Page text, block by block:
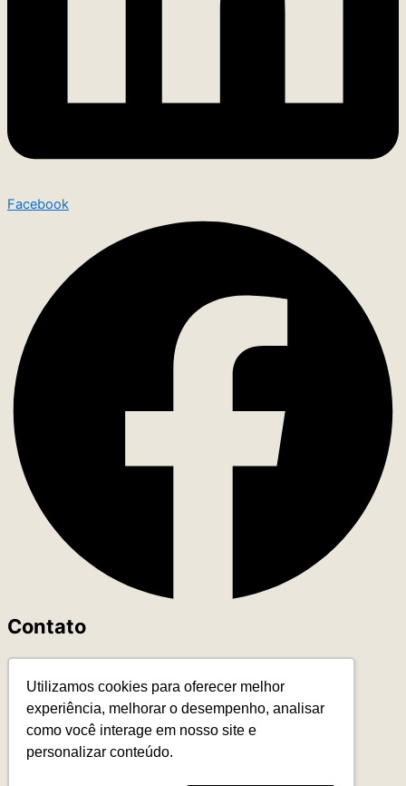
Utilizamos cookies para oferecer melhor
experiência, melhorar o desempenho, analisar
como você interage em nosso site e
personalizar conteúdo.
Facebook
Contato
contato@leadereduca.com.br
Rua Paes Leme, 215 – Ed. Thera Faria Lima
23º and – CNJ 2313 – Pinheiros